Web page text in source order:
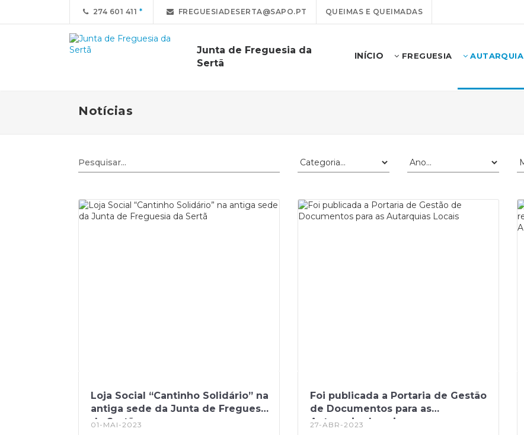
274 601 411 FREGUESIADESERTA@SAPO.PT QUEIMAS E QUEIMADAS
Junta de Freguesia da
Sertã
INÍCIO FREGUESIA AUTARQUIA
Notícias
Loja Social “Cantinho Solidário” na
antiga sede da Junta de Freguesia
da Sertã
01-MAI-2023
Foi publicada a Portaria de Gestão
de Documentos para as
Autarquias Locais
27-ABR-2023